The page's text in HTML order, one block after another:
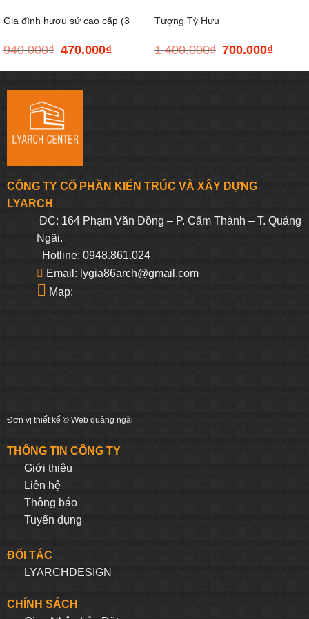
Gia đình hươu sứ cao cấp (3
940.000₫ Giá
940.000₫.
470.000₫Giá
Tượng Tỳ Hưu
1.400.000₫ Giá
700.000₫Giá
CÔNG TY CỔ PHẦN KIẾN TRÚC VÀ XÂY DỰNG
LYARCH
ĐC: 164 Phạm Văn Đồng – P. Cẩm Thành – T. Quảng
Ngãi.
Hotline: 0948.861.024
Email: lygia86arch@gmail.com
Map:
Đơn vị thiết kế © Web quảng ngãi
THÔNG TIN CÔNG TY
Giới thiệu
Liên hệ
Thông báo
Tuyển dụng
ĐỐI TÁC
LYARCHDESIGN
CHÍNH SÁCH